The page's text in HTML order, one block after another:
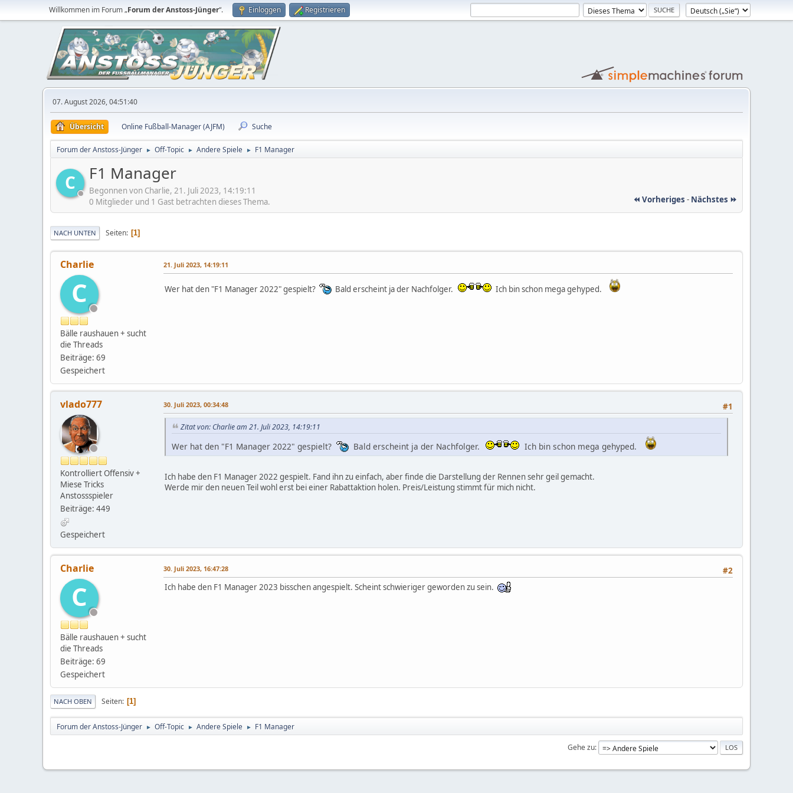
Willkommen im Forum „Forum der Anstoss-Jünger“. Einloggen Registrieren
07. August 2026, 04:51:40
Übersicht Online Fußball-Manager (AJFM) Suche
Forum der Anstoss-Jünger ► Off-Topic ► Andere Spiele ► F1 Manager
C F1 Manager
Begonnen von Charlie, 21. Juli 2023, 14:19:11
⏪ Vorheriges - Nächstes ⏩
0 Mitglieder und 1 Gast betrachten dieses Thema.
NACH UNTEN Seiten 1
Charlie
C
Bälle raushauen + sucht
die Threads
Beiträge: 69
Gespeichert
21. Juli 2023, 14:19:11
Wer hat den "F1 Manager 2022" gespielt? Bald erscheint ja der Nachfolger. Ich bin schon mega gehyped.
vlado777
Kontrolliert Offensiv +
Miese Tricks
Anstossspieler
Beiträge: 449
Gespeichert
#1
30. Juli 2023, 00:34:48
Zitat von: Charlie am 21. Juli 2023, 14:19:11
Wer hat den "F1 Manager 2022" gespielt? Bald erscheint ja der Nachfolger. Ich bin schon mega gehyped.
Ich habe den F1 Manager 2022 gespielt. Fand ihn zu einfach, aber finde die Darstellung der Rennen sehr geil gemacht.
Werde mir den neuen Teil wohl erst bei einer Rabattaktion holen. Preis/Leistung stimmt für mich nicht.
Charlie
C
Bälle raushauen + sucht
die Threads
Beiträge: 69
Gespeichert
#2
30. Juli 2023, 16:47:28
Ich habe den F1 Manager 2023 bisschen angespielt. Scheint schwieriger geworden zu sein.
NACH OBEN Seiten 1
Forum der Anstoss-Jünger ► Off-Topic ► Andere Spiele ► F1 Manager
Gehe zu